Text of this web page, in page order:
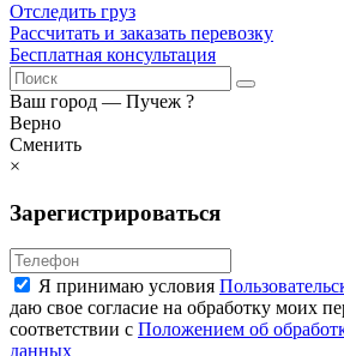
Отследить груз
Рассчитать и заказать перевозку
Бесплатная консультация
Ваш город — Пучеж ?
Верно
Сменить
×
Зарегистрироваться
Я принимаю условия
даю свое согласие на обработку моих
соответствии с Положением об
данных